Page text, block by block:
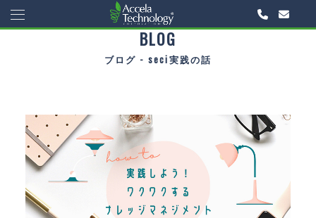
BLOG
ブログ - seci実践の話